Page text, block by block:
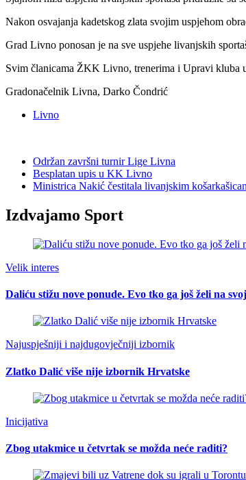
Nakon osvajanja kadetskog zlata svojim uspjehom
Grad Livno ponosan je na sve uspjehe livanjskih
Svim članicama ŽKK Livno, trenerima i Upravi kluba
Gradonačelnik Livna, Darko Čondrić
Livno
Održan završni turnir Lige Livna
Besplatan upis u KK Livno
Ministrica Nakić čestitala livanjskim
Izdvajamo Sport
Velik interes
Daliću stižu nove ponude. Evo tko ga još želi na
Najuspješniji i najdugovječniji izbornik
Zlatko Dalić više nije izbornik Hrvatske
Inicijativa
Zbog utakmice u četvrtak se možda neće raditi?